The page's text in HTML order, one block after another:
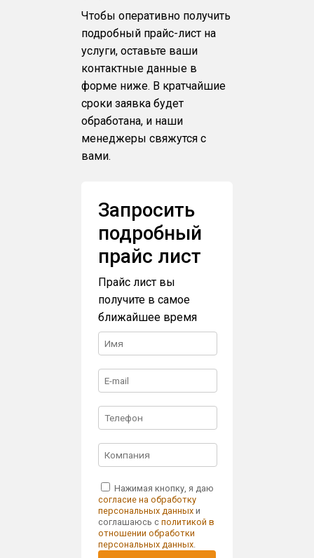
Чтобы оперативно получить
подробный прайс-лист на
услуги, оставьте ваши
контактные данные в
форме ниже. В кратчайшие
сроки заявка будет
обработана, и наши
менеджеры свяжутся с
вами.
Запросить
подробный
прайс лист
Прайс лист вы
получите в самое
ближайшее время
Нажимая кнопку, я даю
согласие на обработку
персональных данныхи
соглашаюсь с политикой в
отношении обработки
персональных данных.